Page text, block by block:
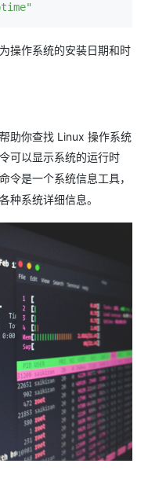
操作系统的安装日期和时
助你查找 Linux 操作系统
可以显示系统的运行时
命令是一个系统信息工具，
种系统详细信息。